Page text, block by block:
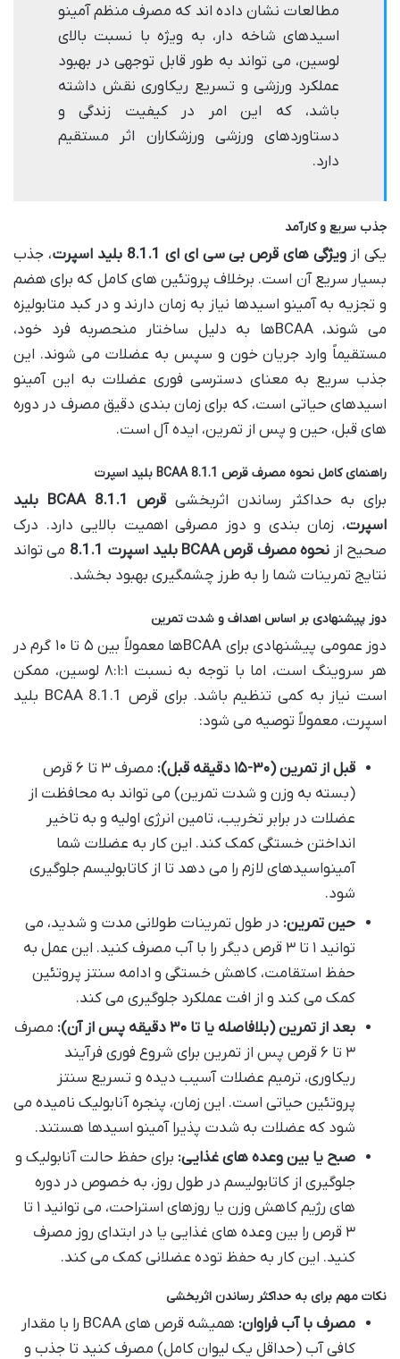
مطالعات نشان داده اند که مصرف منظم آمینو
اسیدهای شاخه دار، به ویژه با نسبت بالای
لوسین، می تواند به طور قابل توجهی در بهبود
عملکرد ورزشی و تسریع ریکاوری نقش داشته
باشد، که این امر در کیفیت زندگی و
دستاوردهای ورزشی ورزشکاران اثر مستقیم
دارد.
جذب سریع و کارآمد
یکی از ویژگی های قرص بی سی ای ای 8.1.1 بلید اسپرت
، جذب
بسیار سریع آن است. برخلاف پروتئین های کامل که برای هضم
و تجزیه به آمینو اسیدها نیاز به زمان دارند و در کبد متابولیزه
می شوند، BCAAها به دلیل ساختار منحصربه فرد خود،
مستقیماً وارد جریان خون و سپس به عضلات می شوند. این
جذب سریع به معنای دسترسی فوری عضلات به این آمینو
اسیدهای حیاتی است، که برای زمان بندی دقیق مصرف در دوره
های قبل، حین و پس از تمرین، ایده آل است.
راهنمای کامل نحوه مصرف قرص BCAA 8.1.1 بلید اسپرت
برای به حداکثر رساندن اثربخشی
قرص BCAA 8.1.1 بلید
اسپرت، زمان بندی و دوز مصرفی اهمیت بالایی دارد. درک
صحیح از نحوه مصرف قرص BCAA بلید اسپرت 8.1.1
می تواند
نتایج تمرینات شما را به طرز چشمگیری بهبود بخشد.
دوز پیشنهادی بر اساس اهداف و شدت تمرین
دوز عمومی پیشنهادی برای BCAAها معمولاً بین ۵ تا ۱۰ گرم در
هر سروینگ است، اما با توجه به نسبت ۸:۱:۱ لوسین، ممکن
است نیاز به کمی تنظیم باشد. برای قرص BCAA 8.1.1 بلید
اسپرت، معمولاً توصیه می شود:
قبل از تمرین (۳۰-۱۵ دقیقه قبل):
مصرف ۳ تا ۶ قرص
(بسته به وزن و شدت تمرین) می تواند به محافظت از
عضلات در برابر تخریب، تامین انرژی اولیه و به تاخیر
انداختن خستگی کمک کند. این کار به عضلات شما
آمینواسیدهای لازم را می دهد تا از کاتابولیسم جلوگیری
شود.
حین تمرین: در طول تمرینات طولانی مدت و شدید، می
توانید ۱ تا ۳ قرص دیگر را با آب مصرف کنید. این عمل به
حفظ استقامت، کاهش خستگی و ادامه سنتز پروتئین
کمک می کند و از افت عملکرد جلوگیری می کند.
بعد از تمرین (بلافاصله یا تا ۳۰ دقیقه پس از آن):
مصرف
۳ تا ۶ قرص پس از تمرین برای شروع فوری فرآیند
ریکاوری، ترمیم عضلات آسیب دیده و تسریع سنتز
پروتئین حیاتی است. این زمان، پنجره آنابولیک نامیده می
شود که عضلات به شدت پذیرا آمینو اسیدها هستند.
صبح یا بین وعده های غذایی: برای حفظ حالت آنابولیک و
جلوگیری از کاتابولیسم در طول روز، به خصوص در دوره
های رژیم کاهش وزن یا روزهای استراحت، می توانید ۱ تا
۳ قرص را بین وعده های غذایی یا در ابتدای روز مصرف
کنید. این کار به حفظ توده عضلانی کمک می کند.
نکات مهم برای به حداکثر رساندن اثربخشی
مصرف با آب فراوان:
همیشه قرص های BCAA را با مقدار
کافی آب (حداقل یک لیوان کامل) مصرف کنید تا جذب و